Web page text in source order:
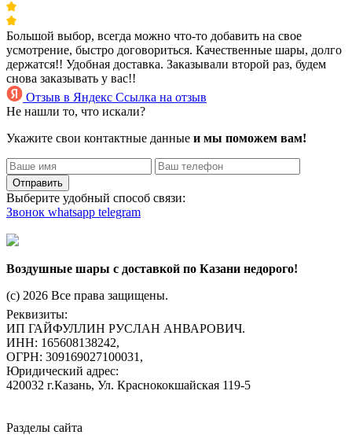
Большой выбор, всегда можно что-то добавить на свое
усмотрение, быстро договориться. Качественные шары, долго
держатся!! Удобная доставка. Заказывали второй раз, будем
снова заказывать у вас!!
Отзыв в Яндекс Ссылка на отзыв
Не нашли то, что искали?
Укажите свои контактные данные и мы поможем вам!
Отправить
Выберите удобный способ связи:
Звонок whatsapp telegram
Воздушные шары с доставкой по Казани недорого!
(c) 2026 Все права защищены.
Реквизиты:
ИП ГАЙФУЛЛИН РУСЛАН АНВАРОВИЧ.
ИНН: 165608138242,
ОГРН: 309169027100031,
Юридический адрес:
420032 г.Казань, Ул. Краснококшайская 119-5
Разделы сайта